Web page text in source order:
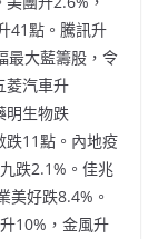
41點。騰訊升
最大藍籌股，令
菱汽車升
明生物跌
跌11點。內地疫
跌2.1%。佳兆
美好跌8.4%。
10%，金風升